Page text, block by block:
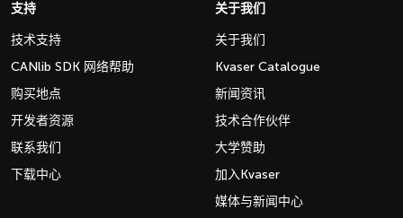
支持
技术支持
CANlib SDK 网络帮助
购买地点
开发者资源
联系我们
下载中心
关于我们
关于我们
Kvaser Catalogue
新闻资讯
技术合作伙伴
大学赞助
加入Kvaser
媒体与新闻中心